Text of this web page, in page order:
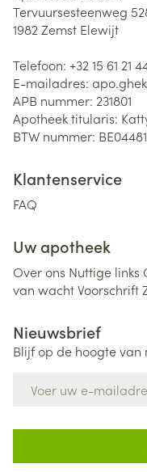
Tervuursesteenweg
1982 Zemst Elewijt
Telefoon: +32 15 61 21
E-mailadres:
APB nummer: 231801
Apotheek titularis:
BTW nummer:
Klantenservice
FAQ
Uw apotheek
Over ons Nuttige links
van wachtVoorschrift
Nieuwsbrief
Blijf op de hoogte